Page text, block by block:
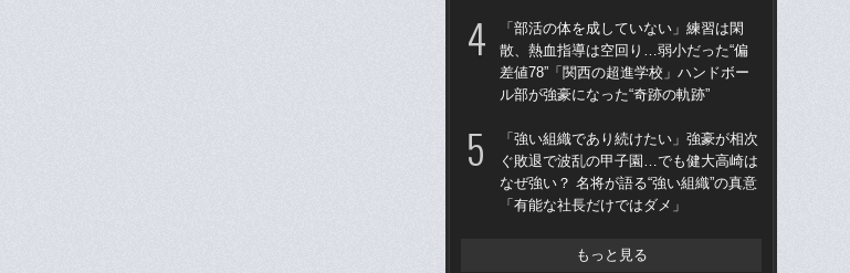
「部活の体を成していない」練習は閑
散、熱血指導は空回り…弱小だった“偏
差値78”「関西の超進学校」ハンドボー
ル部が強豪になった“奇跡の軌跡”
「強い組織であり続けたい」強豪が相次
ぐ敗退で波乱の甲子園…でも健大高崎は
なぜ強い？ 名将が語る“強い組織”の真意
「有能な社長だけではダメ」
もっと見る